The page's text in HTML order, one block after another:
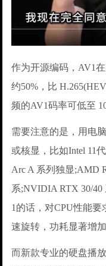
作为开源编码，AV1
约50%，比
频的AV1码率可低至
需要注意的是，用电
或核显，比如Intel 11
Arc A 系列独显;AMD
系;NVIDIA RTX 30/
1的话，对CPU性能
速旋转，功耗显著增加
而新款专业的硬盘播